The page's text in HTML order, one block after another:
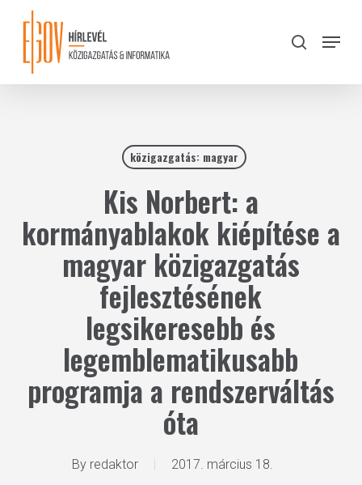
content
search
Menu
közigazgatás: magyar
Kis Norbert: a
kormányablakok kiépítése a
magyar közigazgatás
fejlesztésének
legsikeresebb és
legemblematikusabb
programja a rendszerváltás
óta
By redaktor 2017. március 18.
Close